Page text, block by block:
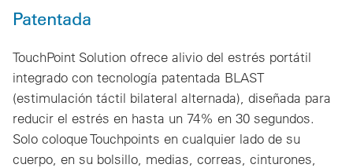
Patentada
TouchPoint Solution ofrece alivio del estrés portátil
integrado con tecnología patentada BLAST
(estimulación táctil bilateral alternada), diseñada para
reducir el estrés en hasta un 74% en 30 segundos.
Solo coloque Touchpoints en cualquier lado de su
cuerpo, en su bolsillo, medias, correas, cinturones,